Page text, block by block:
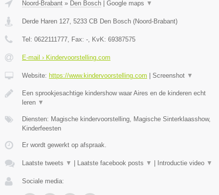
Noord-Brabant » Den Bosch Google maps ▼
Derde Haren 127 5233 CB Den Bosch (Noord-Brabant)
Tel: 0622111777 , Fax: - , KvK: 69387575
E-mail › Kindervoorstelling.com
Website: https://www.kindervoorstelling.com Screenshot ▼
Een sprookjesachtige kindershow waar Aires en de kinderen echt
leren ▼
Diensten: Magische kindervoorstelling, Magische Sinterklaasshow,
Kinderfeesten
Er wordt gewerkt op afspraak.
Laatste tweets ▼ Laatste facebook posts ▼ Introductie video ▼
Sociale media: